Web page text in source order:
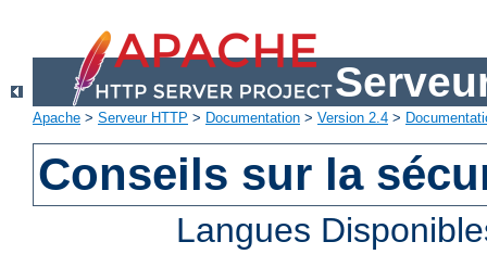
Apache > Serveur HTTP > Documentation > Version 2.4 >
Conseils sur la
Langues